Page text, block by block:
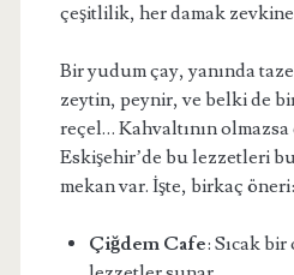
çeşitlilik, her damak
Bir yudum çay, yanında
zeytin, peynir, ve belki de
reçel… Kahvaltının olmazsa
Eskişehir’de bu lezzetleri
mekan var. İşte, birkaç öneri:
Çiğdem Cafe: Sıcak